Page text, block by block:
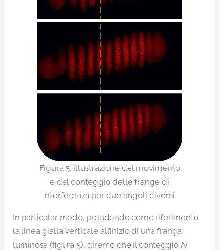
Figura 5: illustrazione del movimento
e del conteggio delle frange di
interferenza per due angoli diversi.
In particolar modo, prendendo come riferimento
la linea gialla verticale all’inizio di una franga
luminosa (figura 5), diremo che il conteggio N